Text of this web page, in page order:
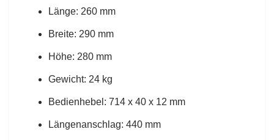
Länge: 260 mm
Breite: 290 mm
Höhe: 280 mm
Gewicht: 24 kg
Bedienhebel: 714 x 40 x 12 mm
Längenanschlag: 440 mm